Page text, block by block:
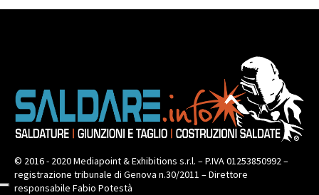
© 2016 - 2020 Mediapoint & Exhibitions s.r.l. – P.IVA 01253850992 –
registrazione tribunale di Genova n.30/2011 – Direttore
responsabile Fabio Potestà